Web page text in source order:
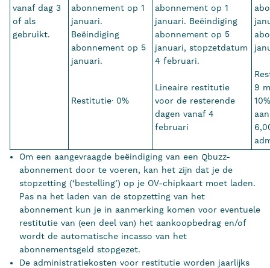
vanaf dag 3
of als
gebruikt.
abonnement op 1
januari.
Beëindiging
abonnement op 5
januari.
Restitutie· 0%
abonnement op 1
januari. Beëindiging
abonnement op 5
januari, stopzetdatum
4 februari.
Lineaire restitutie
voor de resterende
dagen vanaf 4
februari
9
Om een aangevraagde beëindiging van een Qbuzz-
abonnement door te voeren, kan het zijn dat je de
stopzetting (‘bestelling’) op je OV-chipkaart moet laden.
Pas na het laden van de stopzetting van het
abonnement kun je in aanmerking komen voor eventuele
restitutie van (een deel van) het aankoopbedrag en/of
wordt de automatische incasso van het
abonnementsgeld stopgezet.
De administratiekosten voor restitutie worden jaarlijks